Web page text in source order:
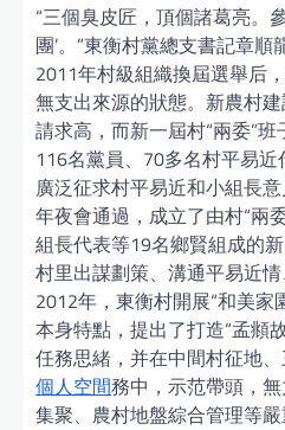
“三個臭皮匠，頂個諸葛亮。
團’。”東衡村黨總支書記章
2011年村級組織換屆選舉后
無支出來源的狀態。新農村建
請求高，而新一屆村“兩委”
116名黨員、70多名村平易
廣泛征求村平易近和小組長
年夜會通過，成立了由村“兩
組長代表等19名鄉賢組成的
村里出謀劃策、溝通平易近情
2012年，東衡村開展“和美家
本身特點，提出了打造“孟頫
任務思緒，并在中間村征地
個人空間務中，示范帶頭，
集聚、農村地盤綜合管理等嚴